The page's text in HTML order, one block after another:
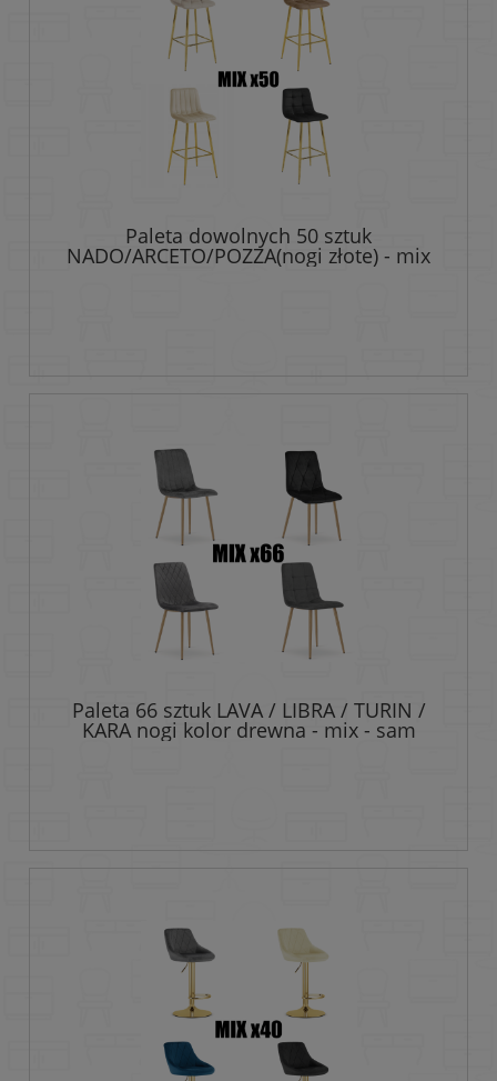
Paleta dowolnych 50 sztuk
NADO/ARCETO/POZZA(nogi złote) - mix
modeli i kolorów
Paleta 66 sztuk LAVA / LIBRA / TURIN /
KARA nogi kolor drewna - mix - sam
wybierasz modele i kolory!